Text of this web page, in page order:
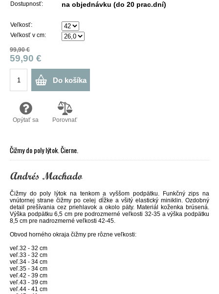
Dostupnosť: na objednávku (do 20 prac.dní)
Veľkosť:
Veľkosť v cm:
99,90 €
59,90 €
Do košíka
Opýtať sa Porovnať
Čižmy do poly lýtok. Čierne.
Čižmy do poly lýtok na tenkom a vyššom podpätku. Funkčný zips na
vnútornej strane čižmy po celej dĺžke a všitý elastický miniklin. Ozdobný
detail prešívania cez priehlavok a okolo päty. Materiál koženka brúsená.
Výška podpätku 6,5 cm pre podrozmerné veľkosti 32-35 a výška podpätku
8,5 cm pre nadrozmerné veľkosti 42-45.
Obvod horného okraja čižmy pre rôzne veľkosti:
veľ.32 - 32 cm
veľ.33 - 32 cm
veľ.34 - 34 cm
veľ.35 - 34 cm
veľ.42 - 39 cm
veľ.43 - 39 cm
veľ.44 - 41 cm